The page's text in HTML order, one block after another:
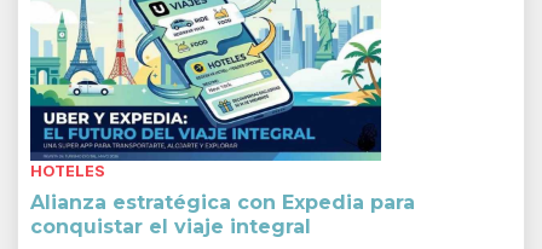
HOTELES
Alianza estratégica con Expedia para
conquistar el viaje integral